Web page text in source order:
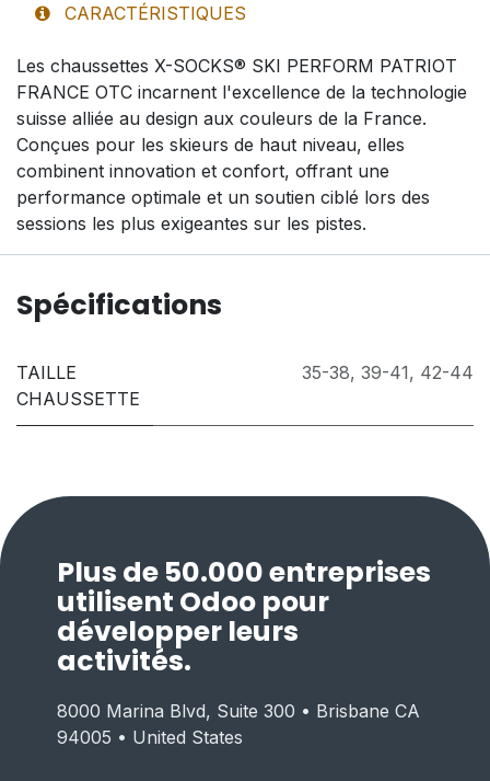
CARACTÉRISTIQUES
Les chaussettes X-SOCKS® SKI PERFORM PATRIOT
FRANCE OTC incarnent l'excellence de la technologie
suisse alliée au design aux couleurs de la France.
Conçues pour les skieurs de haut niveau, elles
combinent innovation et confort, offrant une
performance optimale et un soutien ciblé lors des
sessions les plus exigeantes sur les pistes.
Spécifications
TAILLE
CHAUSSETTE
35-38, 39-41, 42-44
Plus de 50.000 entreprises
utilisent Odoo pour
développer leurs
activités.
8000 Marina Blvd, Suite 300 • Brisbane CA
94005 • United States